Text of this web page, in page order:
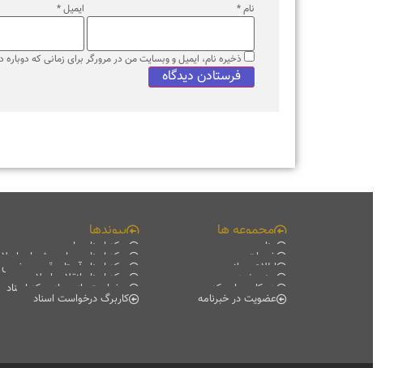
ایمیل*
ذخیره نام، ایمیل و وبسایت من در مرورگر برای زمانی که دوباره
مجموعه ها
منابع
خدمات
اطلاع رسانی
سند پژوهی
همکاری با مرکز
عضویت در خبرنامه
پیوندها
مرکز اسناد ملی
مرکز اسناد مجلس شورای اسلامی
مرکز اسناد آستان قدس رضوی
مرکز اسناد انقلاب اسلامی
درخواست بازدید از مرکز اسناد
کاربرگ درخواست اسناد